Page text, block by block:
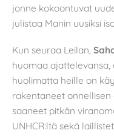
jonne kokoontuvat
julistaa Manin uusiksi
Kun seuraa Leilan,
huomaa ajattelevansa,
huolimatta heille on
rakentaneet
saaneet pitkän
UNHCR:ltä sekä